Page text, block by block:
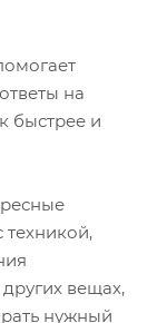
на
быстрее и
вещах,
нужный